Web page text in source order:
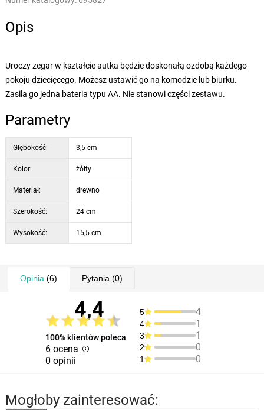
Opis
Uroczy zegar w kształcie autka będzie doskonałą ozdobą każdego
pokoju dziecięcego. Możesz ustawić go na komodzie lub biurku.
Zasila go jedna bateria typu AA. Nie stanowi części zestawu.
Parametry
Głębokość: 3,5 cm
Kolor: żółty
Materiał: drewno
Szerokość: 24 cm
Wysokość: 15,5 cm
Opinia (6) Pytania (0)
4,4
100% klientów poleca
6 ocena
0 opinii
5 4
4 1
3 1
2 0
1 0
Mogłoby zainteresować: